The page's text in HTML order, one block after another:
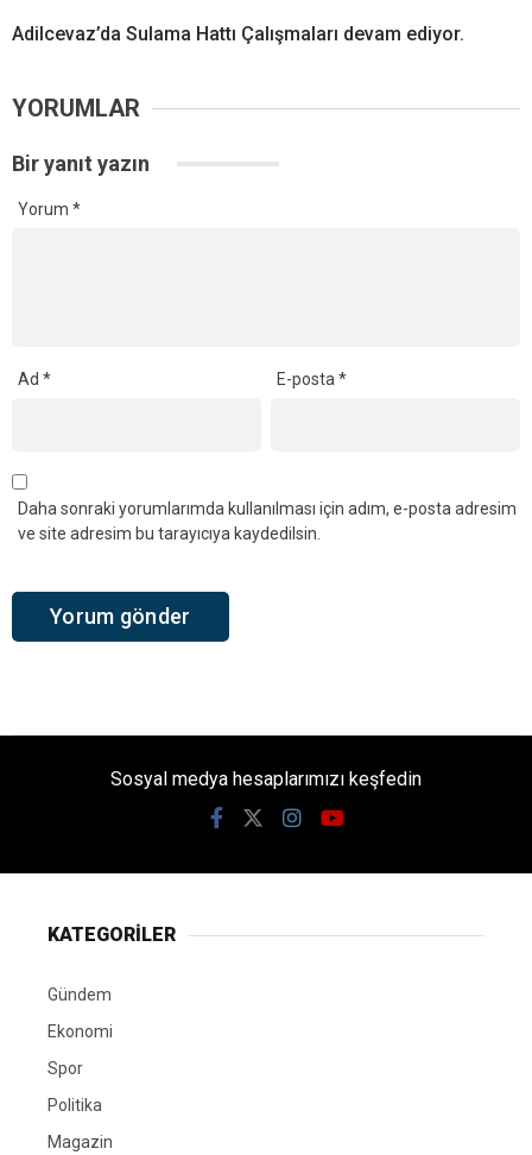
Adilcevaz’da Sulama Hattı Çalışmaları devam ediyor.
YORUMLAR
Bir yanıt yazın
Yorum *
Ad * E-posta*
Daha sonraki yorumlarımda kullanılması için adım, e-posta adresim
ve site adresim bu tarayıcıya kaydedilsin.
Sosyal medya hesaplarımızı keşfedin
KATEGORİLER
Gündem
Ekonomi
Spor
Politika
Magazin